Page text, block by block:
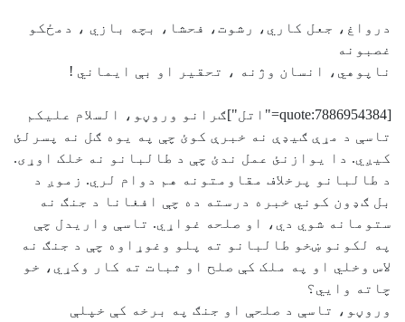
درواغ، جعل کاري، رشوت، فحشا، بچه بازي ، دمځکو
غصبونه
ناپوهي، انسان وژنه ، تحقير او بې ايماني !
[quote:7886954384="اتل"]ګرانو وروڼو، السلام علیکم
تاسې د مړې ګیډې نه خبرې کوئ چې په یوه ګل نه پسرلئ
کیږي. دا یوازنئ عمل ندئ چې د طالبانو نه خلک اوړی.
د طالبانو پرخلاف مقاومتونه هم دوام لري. زموږ د
بل ګډون کوني خبره درسته ده چې افغانا د جنګ نه
ستومانه شوي دي، او صلحه غواړي. تاسې واریدل چې
په لکونو ښخو طالبانو ته پلو وغوړاوه چې د جنګ نه
لاس وخلي او په ملک کې صلح او ثبات ته کار وکړي، خو
چاته وايي؟
وروڼو، تاسې د صلحې او جنګ په برخه کې خپلې